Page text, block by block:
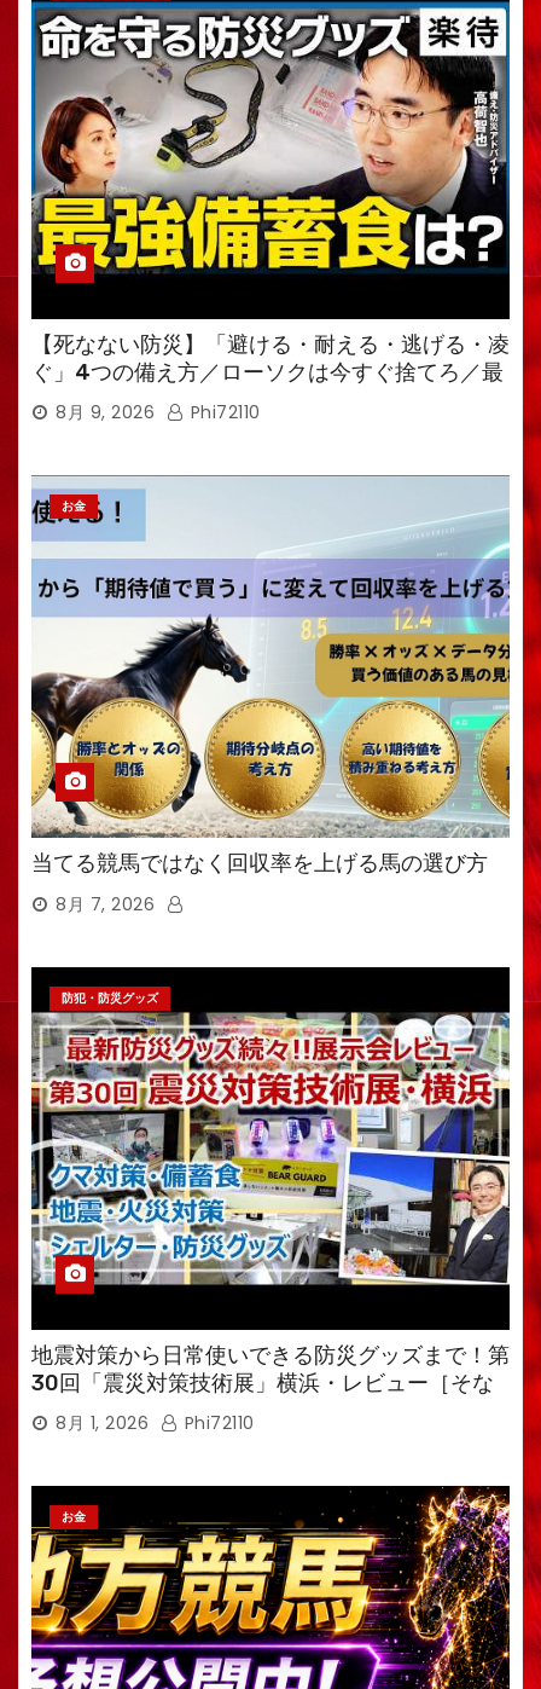
【死なない防災】「避ける・耐える・逃げる・凌
ぐ」4つの備え方／ローソクは今すぐ捨てろ／最
強備蓄食は「羊羹」／トイレ備蓄がなければ食料
も無意味
8月 9, 2026 Phi72110
お金
当てる競馬ではなく回収率を上げる馬の選び方
8月 7, 2026
防犯・防災グッズ
地震対策から日常使いできる防災グッズまで！第
30回「震災対策技術展」横浜・レビュー［そな
えるTV・高荷智也］
8月 1, 2026 Phi72110
お金